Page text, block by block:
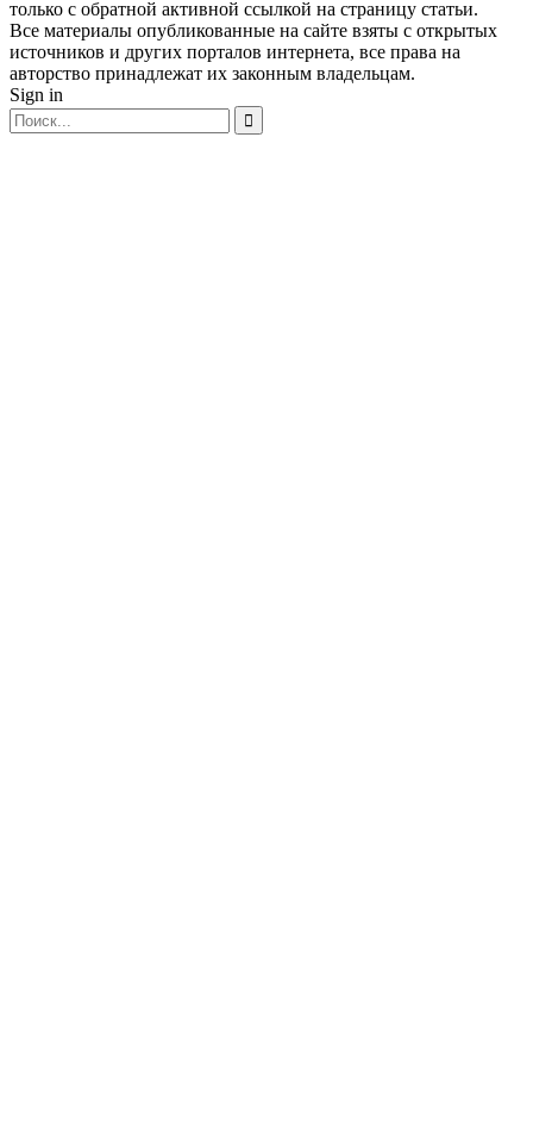
только с обратной активной ссылкой на страницу статьи.
Все материалы опубликованные на сайте взяты с открытых
источников и других порталов интернета, все права на
авторство принадлежат их законным владельцам.
Sign in